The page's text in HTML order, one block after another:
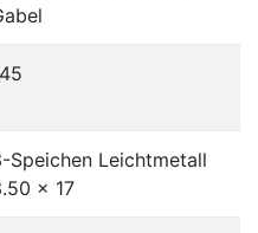
Speichen Leichtmetall
x 17